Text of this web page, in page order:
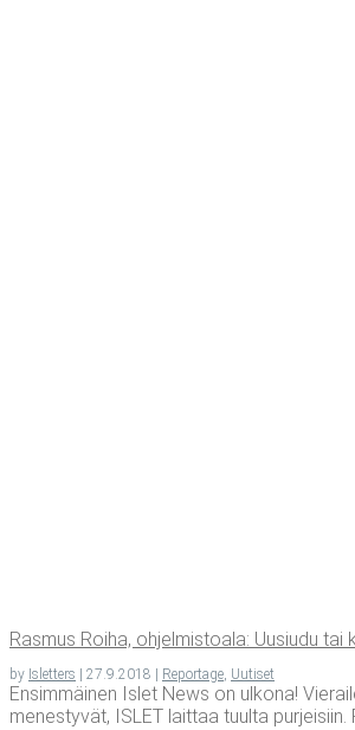
Ras­mus Roi­ha, ohjel­mis­toa­la: Uusiu­du tai
by Isletters 27.9.2018 Reportage, Uutiset
Ensimmäinen Islet News on ulkona!
menestyvät, ISLET laittaa tuulta